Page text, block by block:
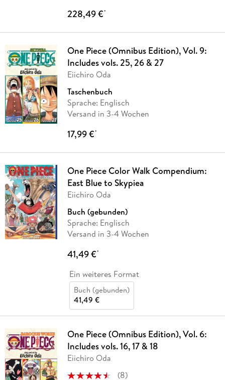
228,49 €*
One Piece (Omnibus Edition), Vol. 9:
Includes vols. 25, 26 & 27
Eiichiro Oda
Taschenbuch
Sprache: Englisch
Versand in 3-4 Wochen
17,99 €*
One Piece Color Walk Compendium:
East Blue to Skypiea
Eiichiro Oda
Buch (gebunden)
Sprache: Englisch
Versand in 3-4 Wochen
41,49 €*
Ein weiteres Format
Buch (gebunden)
41,49 €
One Piece (Omnibus Edition), Vol. 6:
Includes vols. 16, 17 & 18
Eiichiro Oda
(8)